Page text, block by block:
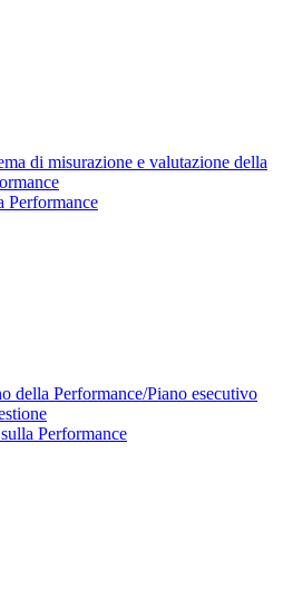
di misurazione e valutazione della
Performance
della Performance/Piano esecutivo
Performance